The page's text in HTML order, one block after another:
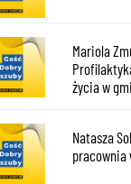
Mariola
życia w
Natasza
pracownia